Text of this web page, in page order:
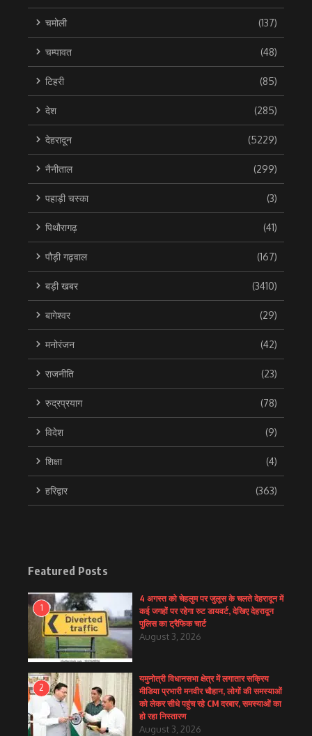
चमोली (137)
चम्पावत (48)
टिहरी (85)
देश (285)
देहरादून (5229)
नैनीताल (299)
पहाड़ी चस्का (3)
पिथौरागढ़ (41)
पौड़ी गढ़वाल (167)
बड़ी खबर (3410)
बागेश्वर (29)
मनोरंजन (42)
राजनीति (23)
रुद्रप्रयाग (78)
विदेश (9)
शिक्षा (4)
हरिद्वार (363)
Featured Posts
1
4 अगस्त को चेहलुम पर जुलूस के चलते देहरादून में
कई जगहों पर रहेगा रुट डायवर्ट, देखिए देहरादून
पुलिस का ट्रैफिक चार्ट
August 3, 2026
2
यमुनोत्री विधानसभा क्षेत्र में लगातार सक्रिय
मीडिया प्रभारी मनवीर चौहान, लोगों की समस्याओं
को लेकर सीधे पहुंच रहे CM दरबार, समस्याओं का
हो रहा निस्तारण
August 3, 2026